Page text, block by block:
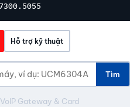
Hỗ trợ kỹ thuật
Tìm
VoIP Gateway & Card